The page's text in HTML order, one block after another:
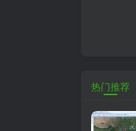
热门推荐